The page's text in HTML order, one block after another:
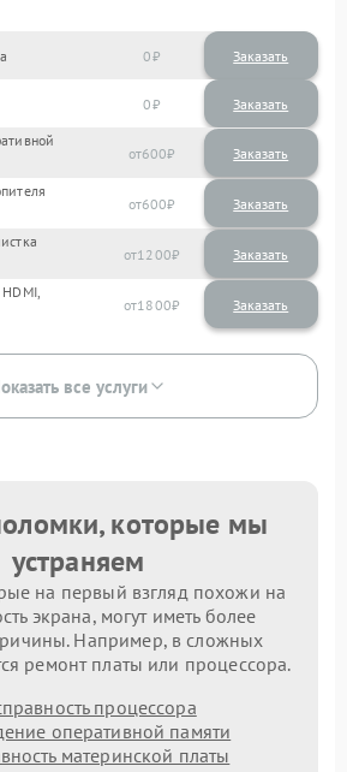
0 Заказать
0 Заказать
600
600
1200
1800
все услуги
которые мы
устраняем
на первый взгляд похожи на
экрана, могут иметь более
Например, в сложных
ремонт платы или процессора.
процессора
оперативной памяти
материнской платы